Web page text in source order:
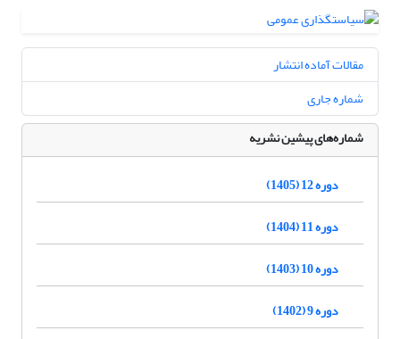
مقالات آماده انتشار
شماره جاری
شماره‌های پیشین نشریه
دوره 12 (1405)
دوره 11 (1404)
دوره 10 (1403)
دوره 9 (1402)